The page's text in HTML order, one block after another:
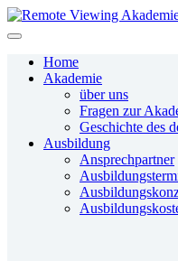
Home
Akademie
über uns
Fragen zur
Geschichte des
Ausbildung
Ansprechpartner